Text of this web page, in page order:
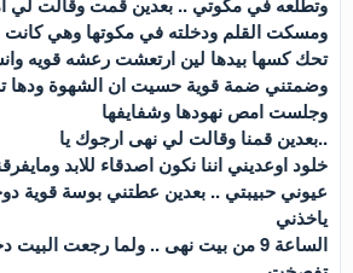
ومسكت القلم ودخلته في مكوتها وهي كانت
تحك كسها بيدها لين ارتعشت رعشه قويه
وضمتني ضمة قوية حسيت ان الشهوة ودها
وجلست امص نهودها وشفايفها
..بعدين قمنا وقالت لي نهى ارجوك يا
خلود اوعديني اننا نكون اصدقاء للابد
عيوني حبيبتي .. بعدين عطتني بوسة قوية
ياخذني
الساعة 9 من بيت نهى .. ولما رجعت